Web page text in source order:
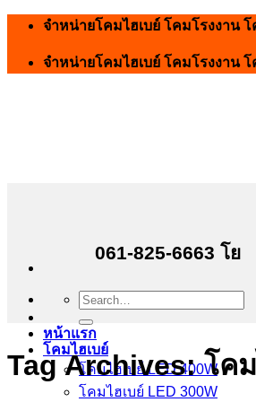
Skip
content
จำหน่ายโคมไฮเบย์ โคมโรงงาน
จำหน่ายโคมไฮเบย์ โคมโรงงาน
Search
for:
หน้าแรก
โคมไฮเบย์
โคมไฮเบย์ LED 400W
โคมไฮเบย์ LED 300W
061-825-6663 โย
Tag Archives:โค